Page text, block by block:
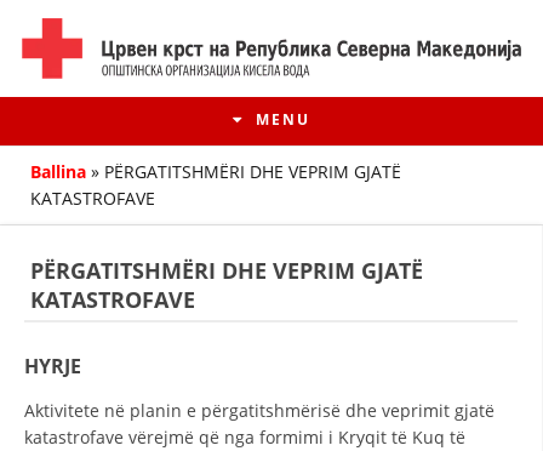
MENU
Ballina » PËRGATITSHMËRI DHE VEPRIM GJATË
KATASTROFAVE
PËRGATITSHMËRI DHE VEPRIM GJATË
KATASTROFAVE
HYRJE
Aktivitete në planin e përgatitshmërisë dhe veprimit gjatë
katastrofave vërejmë që nga formimi i Kryqit të Kuq të